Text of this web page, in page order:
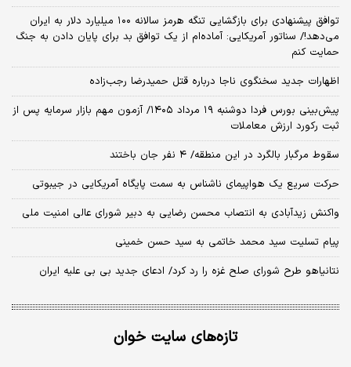
توافق پیشنهادی برای بازگشایی تنگه هرمز سالانه ۱۰۰ میلیارد دلار به ایران
می‌دهد!/ سناتور آمریکایی: آماده‌ام از یک توافق بد برای پایان دادن به جنگ
حمایت کنم
اظهارات جدید سخنگوی ناجا درباره قتل حمیدرضا رجب‌زاده
​پیش‌بینی بورس فردا دوشنبه ۱۹ مرداد ۱۴۰۵/ آزمون مهم بازار سرمایه پس از
ثبت رکورد ارزش معاملات
سقوط مرگبار بالگرد در این منطقه/ ۴ نفر جان باختند
حرکت سریع یک هواپیمای ناشناس به سمت پایگاه آمریکایی در جیبوتی
واکنش زیدآبادی به انتصاب محسن رضایی به دبیر شورای عالی امنیت ملی
پیام تسلیت سید محمد خاتمی به سید حسن خمینی
نتانیاهو طرح شورای صلح غزه را رد کرد/ ادعای جدید بی بی علیه ایران
تازه‌های سایت خوان